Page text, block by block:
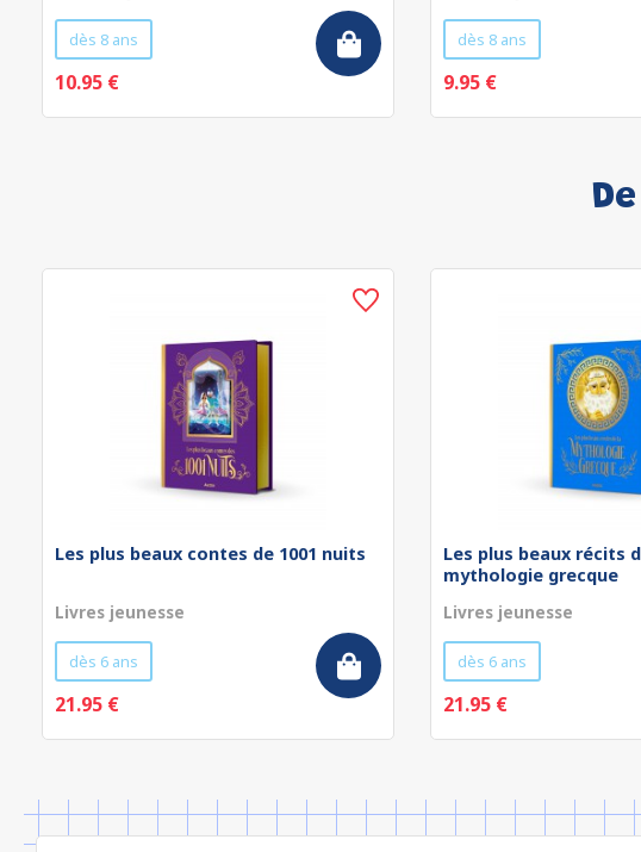
dès 8 ans
10.95 €
dès 8 ans
9.95 €
Les plus beaux contes de 1001 nuits
Livres jeunesse
dès 6 ans
21.95 €
Les plus beaux récits
mythologie grecque
Livres jeunesse
dès 6 ans
21.95 €